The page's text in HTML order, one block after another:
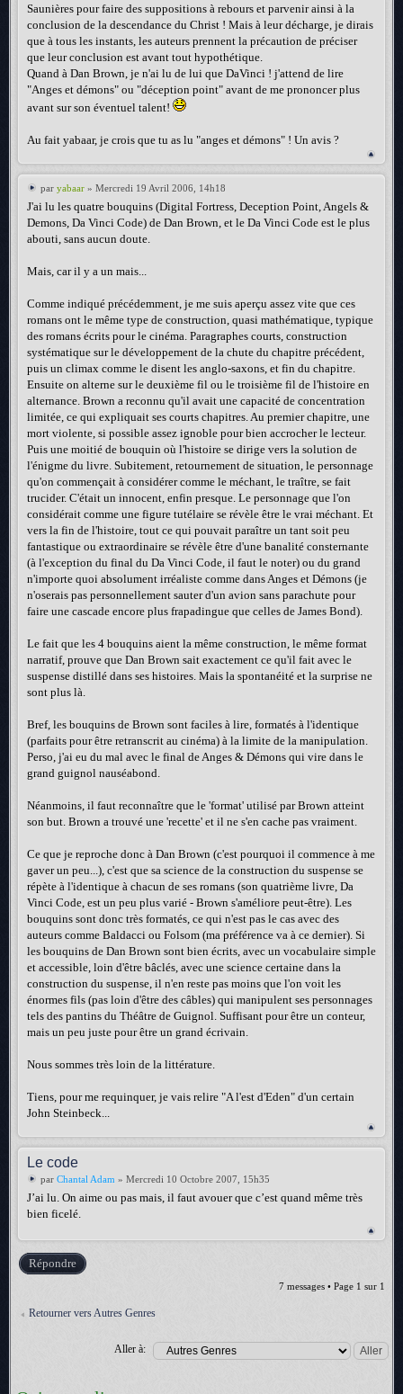
Saunières pour faire des suppositions à rebours et parvenir ainsi à la
conclusion de la descendance du Christ ! Mais à leur décharge, je dirais
que à tous les instants, les auteurs prennent la précaution de préciser
que leur conclusion est avant tout hypothétique.
Quand à Dan Brown, je n'ai lu de lui que DaVinci ! j'attend de lire
"Anges et démons" ou "déception point" avant de me prononcer plus
avant sur son éventuel talent!
Au fait yabaar, je crois que tu as lu "anges et démons" ! Un avis ?
par yabaar » Mercredi 19 Avril 2006, 14h18
J'ai lu les quatre bouquins (Digital Fortress, Deception Point, Angels &
Demons, Da Vinci Code) de Dan Brown, et le Da Vinci Code est le plus
abouti, sans aucun doute.
Mais, car il y a un mais...
Comme indiqué précédemment, je me suis aperçu assez vite que ces
romans ont le même type de construction, quasi mathématique, typique
des romans écrits pour le cinéma. Paragraphes courts, construction
systématique sur le développement de la chute du chapitre précédent,
puis un climax comme le disent les anglo-saxons, et fin du chapitre.
Ensuite on alterne sur le deuxième fil ou le troisième fil de l'histoire en
alternance. Brown a reconnu qu'il avait une capacité de concentration
limitée, ce qui expliquait ses courts chapitres. Au premier chapitre, une
mort violente, si possible assez ignoble pour bien accrocher le lecteur.
Puis une moitié de bouquin où l'histoire se dirige vers la solution de
l'énigme du livre. Subitement, retournement de situation, le personnage
qu'on commençait à considérer comme le méchant, le traître, se fait
trucider. C'était un innocent, enfin presque. Le personnage que l'on
considérait comme une figure tutélaire se révèle être le vrai méchant. Et
vers la fin de l'histoire, tout ce qui pouvait paraître un tant soit peu
fantastique ou extraordinaire se révèle être d'une banalité consternante
(à l'exception du final du Da Vinci Code, il faut le noter) ou du grand
n'importe quoi absolument irréaliste comme dans Anges et Démons (je
n'oserais pas personnellement sauter d'un avion sans parachute pour
faire une cascade encore plus frapadingue que celles de James Bond).
Le fait que les 4 bouquins aient la même construction, le même format
narratif, prouve que Dan Brown sait exactement ce qu'il fait avec le
suspense distillé dans ses histoires. Mais la spontanéité et la surprise ne
sont plus là.
Bref, les bouquins de Brown sont faciles à lire, formatés à l'identique
(parfaits pour être retranscrit au cinéma) à la limite de la manipulation.
Perso, j'ai eu du mal avec le final de Anges & Démons qui vire dans le
grand guignol nauséabond.
Néanmoins, il faut reconnaître que le 'format' utilisé par Brown atteint
son but. Brown a trouvé une 'recette' et il ne s'en cache pas vraiment.
Ce que je reproche donc à Dan Brown (c'est pourquoi il commence à me
gaver un peu...), c'est que sa science de la construction du suspense se
répète à l'identique à chacun de ses romans (son quatrième livre, Da
Vinci Code, est un peu plus varié - Brown s'améliore peut-être). Les
bouquins sont donc très formatés, ce qui n'est pas le cas avec des
auteurs comme Baldacci ou Folsom (ma préférence va à ce dernier). Si
les bouquins de Dan Brown sont bien écrits, avec un vocabulaire simple
et accessible, loin d'être bâclés, avec une science certaine dans la
construction du suspense, il n'en reste pas moins que l'on voit les
énormes fils (pas loin d'être des câbles) qui manipulent ses personnages
tels des pantins du Théâtre de Guignol. Suffisant pour être un conteur,
mais un peu juste pour être un grand écrivain.
Nous sommes très loin de la littérature.
Tiens, pour me requinquer, je vais relire "A l'est d'Eden" d'un certain
John Steinbeck...
Le code
par Chantal Adam » Mercredi 10 Octobre 2007, 15h35
J’ai lu. On aime ou pas mais, il faut avouer que c’est quand même très
bien ficelé.
Répondre
7 messages • Page 1 sur 1
Retourner vers Autres Genres
Aller à: